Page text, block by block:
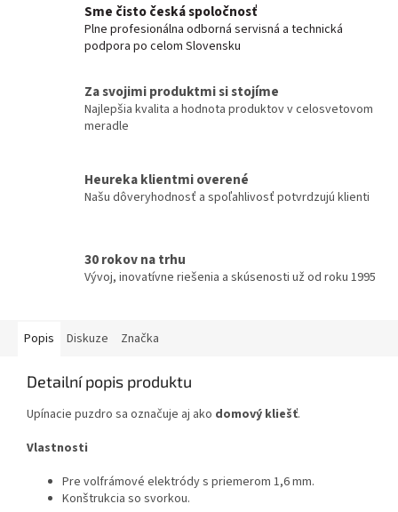
Sme čisto česká spoločnosť
Plne profesionálna odborná servisná a technická
podpora po celom Slovensku
Za svojimi produktmi si stojíme
Najlepšia kvalita a hodnota produktov v celosvetovom
meradle
Heureka klientmi overené
Našu dôveryhodnosť a spoľahlivosť potvrdzujú klienti
30 rokov na trhu
Vývoj, inovatívne riešenia a skúsenosti už od roku 1995
Popis Diskuze Značka
Detailní popis produktu
Upínacie puzdro sa označuje aj ako domový kliešť.
Vlastnosti
Pre volfrámové elektródy s priemerom 1,6 mm.
Konštrukcia so svorkou.